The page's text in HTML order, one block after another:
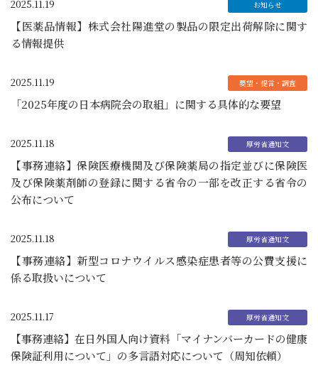
2025.11.19
【医薬品情報】株式会社陽進堂の製品の限定出荷解除に関す
る情報提供
2025.11.19
「2025年度の日本病院会の取組」に関する具体的な要望
2025.11.18
【事務連絡】保険医療機関及び保険薬局の指定並びに保険医
及び保険薬剤師の登録に関する省令の一部を改正する省令の
公布について
2025.11.18
【事務連絡】新型コロナウイルス感染症患者等の公費支援に
係る取扱いについて
2025.11.17
【事務連絡】在日外国人向け資料「マイナンバーカードの健康
保険証利用について」の多言語対応について（周知依頼）